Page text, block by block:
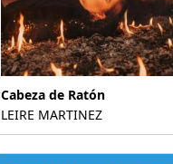
Cabeza de Ratón
LEIRE MARTINEZ